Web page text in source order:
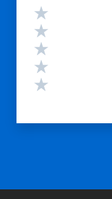
Valutazione